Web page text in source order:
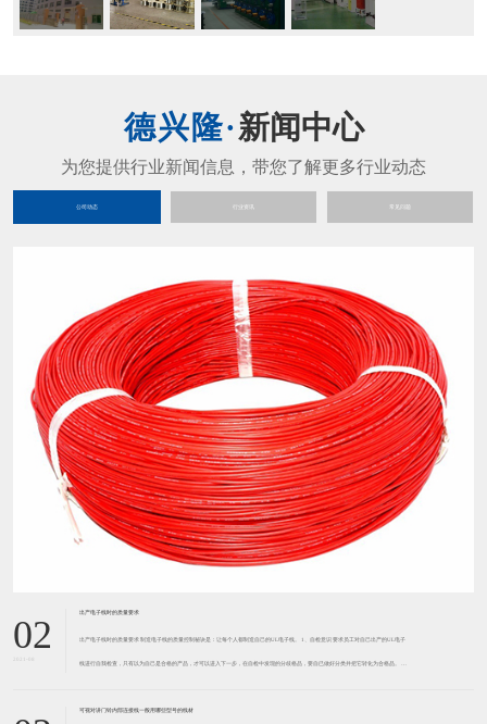
新闻中心
公司动态 行业资讯 常见问题
02
​出产电子线时的质量要求
出产电子线时的质量要求 制造电子线的质量控制秘诀是：让每个人都制造自己的UL电子线。 1、自检意识 要求员工对自己出产的UL电子
线进行自我检查，只有以为自己是合格的产品，才可以进入下一步，在自检中发现的分歧格品，要自已做好分类并把它转化为合格品。 厂
可视对讲门铃内部连接线一般用哪些型号的线材